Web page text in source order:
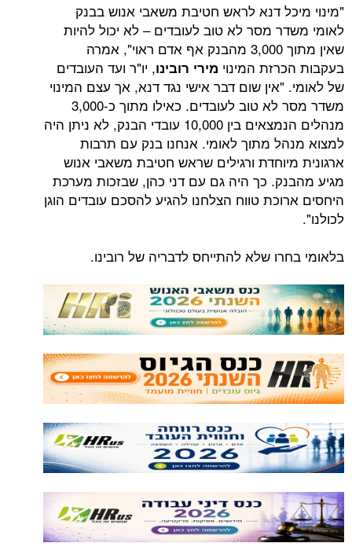
דנא לראש חטיבת משאבי אנוש בבנק
מסר לא טוב לעובדים – לא יכול להיות
שאין מתוך 3,000 מהבנק אף אדם ראוי", אמרה
המינוימירי רובינו , יו"ר ועד העובדים
שום דבר אישי נגד דנא, אך עצם המינוי
משדר מסר לא טוב לעובדים. כאילו מתוך כ-3,000
מנהלים הנמצאים בין 10,000 עובדי הבנק, לא ניתן היה
מתוך לאומי. אנחנו בנק עם תרבות
ורגילים שראש חטיבת משאבי אנוש
כך היה גם עם דני כהן, שבזכות מערכת
טווח הצלחנו להגיע להסכם עובדים הוגן
שלא להתייחס לדבריה של רובינו.